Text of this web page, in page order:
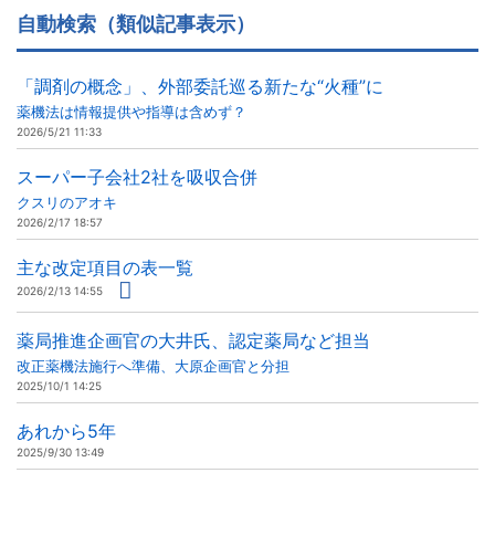
自動検索（類似記事表示）
「調剤の概念」、外部委託巡る新たな“火種”に
薬機法は情報提供や指導は含めず？
2026/5/21 11:33
スーパー子会社2社を吸収合併
クスリのアオキ
2026/2/17 18:57
主な改定項目の表一覧
2026/2/13 14:55
薬局推進企画官の大井氏、認定薬局など担当
改正薬機法施行へ準備、大原企画官と分担
2025/10/1 14:25
あれから5年
2025/9/30 13:49